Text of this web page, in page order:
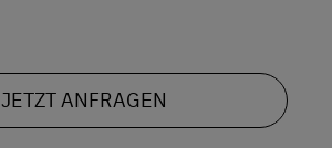
JETZT ANFRAGEN